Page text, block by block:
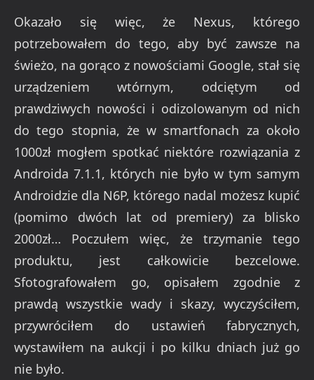
Okazało się więc, że Nexus, którego
potrzebowałem do tego, aby być zawsze na
świeżo, na gorąco z nowościami Google, stał się
urządzeniem wtórnym, odciętym od
prawdziwych nowości i odizolowanym od nich
do tego stopnia, że w smartfonach za około
1000zł mogłem spotkać niektóre rozwiązania z
Androida 7.1.1, których nie było w tym samym
Androidzie dla N6P, którego nadal możesz kupić
(pomimo dwóch lat od premiery) za blisko
2000zł… Poczułem więc, że trzymanie tego
produktu, jest całkowicie bezcelowe.
Sfotografowałem go, opisałem zgodnie z
prawdą wszystkie wady i skazy, wyczyściłem,
przywróciłem do ustawień fabrycznych,
wystawiłem na aukcji i po kilku dniach już go
nie było.